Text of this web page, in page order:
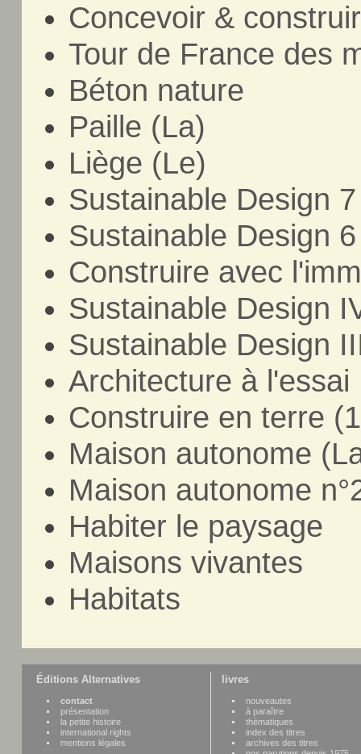
Concevoir &
Tour de France des
Béton nature
Paille (La)
Liège (Le)
Sustainable Design 7
Sustainable Design 6
Construire avec
Sustainable Design
Sustainable Design
Architecture à l'essai
Construire en terre
Maison autonome
Maison autonome
Habiter le paysage
Maisons vivantes
Habitats
Éditions Alternatives
contact
présentation
la petite histoire
international rights
mentions légales
livres
nouveautes
à paraître
thématiques
index des titres
archives des titres